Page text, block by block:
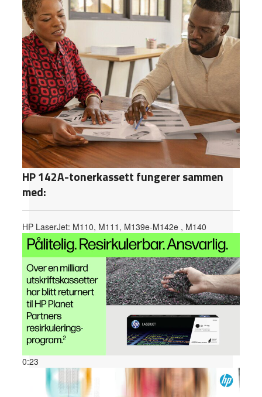
HP 142A-tonerkassett fungerer sammen
med:
HP LaserJet: M110, M111, M139e-M142e , M140
0:23